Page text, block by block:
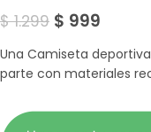
$1.299 $ 999
Una Camiseta
parte con materiales